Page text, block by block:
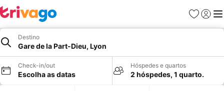
Favoritos
Iniciar
Destino
Gare de la Part-Dieu, Lyon
Check-in/out
Escolha as datas
Hóspedes e quartos
2 hóspedes, 1 quarto.